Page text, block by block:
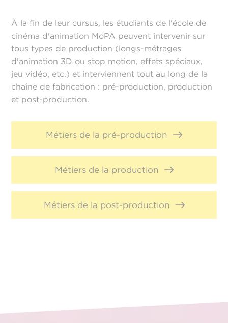
À la fin de leur cursus, les étudiants de l'école de
cinéma d'animation MoPA peuvent intervenir sur
tous types de production (longs-métrages
d'animation 3D ou stop motion, effets spéciaux,
jeu vidéo, etc.) et interviennent tout au long de la
chaîne de fabrication : pré-production, production
et post-production.
Métiers de la pré-production
Métiers de la production
Métiers de la post-production